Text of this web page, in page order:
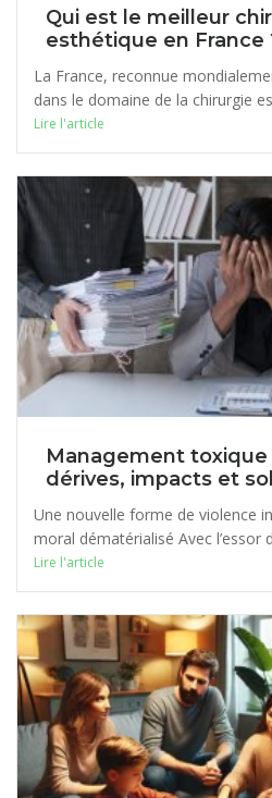
Qui est le meilleur
esthétique en France
La France, reconnue
dans le domaine de la chirurgie
Lire l'article
Management toxique
dérives, impacts et
Une nouvelle forme de violence
moral dématérialisé Avec l’essor
Lire l'article